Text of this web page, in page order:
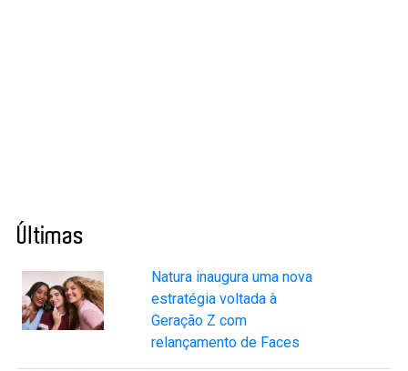
Últimas
Natura inaugura uma nova
estratégia voltada à
Geração Z com
relançamento de Faces